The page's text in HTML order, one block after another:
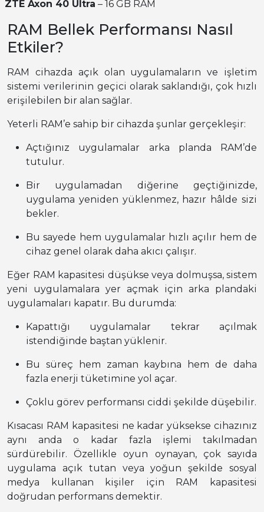
ZTE Axon 40 Ultra – 16 GB RAM
RAM Bellek Performansı Nasıl
Etkiler?
RAM cihazda açık olan uygulamaların ve işletim
sistemi verilerinin geçici olarak saklandığı, çok hızlı
erişilebilen bir alan sağlar.
Yeterli RAM’e sahip bir cihazda şunlar gerçekleşir:
Açtığınız uygulamalar arka planda RAM’de
tutulur.
Bir uygulamadan diğerine geçtiğinizde,
uygulama yeniden yüklenmez, hazır hâlde sizi
bekler.
Bu sayede hem uygulamalar hızlı açılır hem de
cihaz genel olarak daha akıcı çalışır.
Eğer RAM kapasitesi düşükse veya dolmuşsa, sistem
yeni uygulamalara yer açmak için arka plandaki
uygulamaları kapatır. Bu durumda:
Kapattığı uygulamalar tekrar açılmak
istendiğinde baştan yüklenir.
Bu süreç hem zaman kaybına hem de daha
fazla enerji tüketimine yol açar.
Çoklu görev performansı ciddi şekilde düşebilir.
Kısacası RAM kapasitesi ne kadar yüksekse cihazınız
aynı anda o kadar fazla işlemi takılmadan
sürdürebilir. Özellikle oyun oynayan, çok sayıda
uygulama açık tutan veya yoğun şekilde sosyal
medya kullanan kişiler için RAM kapasitesi
doğrudan performans demektir.